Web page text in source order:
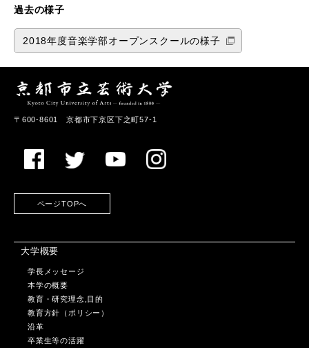
過去の様子
2018年度音楽学部オープンスクールの様子
〒600-8601 京都市下京区下之町57-1
ページTOPへ
大学概要
学長メッセージ
本学の概要
教育・研究理念,目的
教育方針（ポリシー）
沿革
卒業生等の活躍